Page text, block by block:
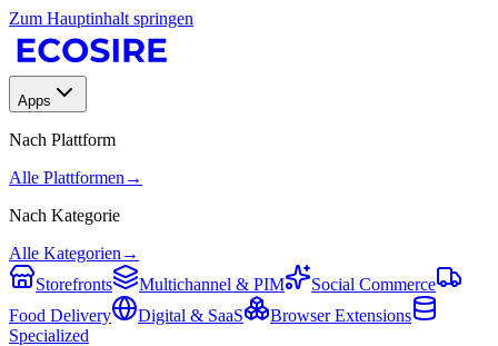
Zum Hauptinhalt springen
Apps
Nach Plattform
Alle Plattformen →
Nach Kategorie
Alle Kategorien →
Storefronts
Multichannel & PIM
Social Commerce
Food Delivery
Digital & SaaS
Browser Extensions
Specialized